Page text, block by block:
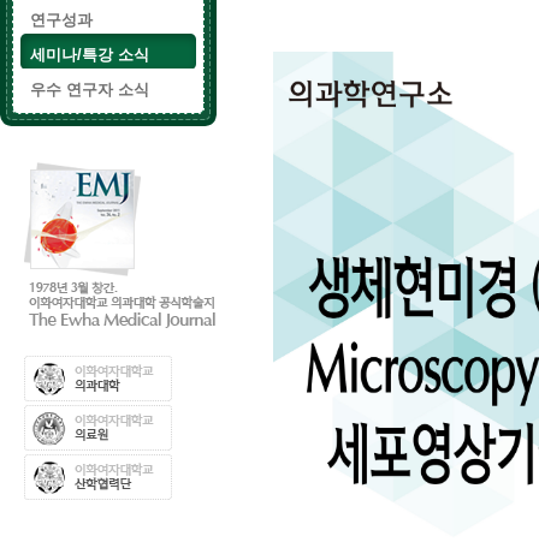
연구성과
세미나/특강 소식
우수 연구자 소식